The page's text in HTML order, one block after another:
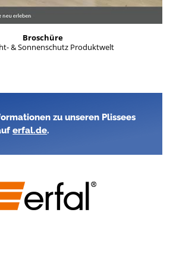
Broschüre
& Sonnenschutz Produktwelt
zu unseren Plissees
erfal.de.